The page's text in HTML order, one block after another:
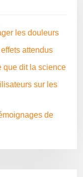
les douleurs
attendus
que dit la science
sur les
de